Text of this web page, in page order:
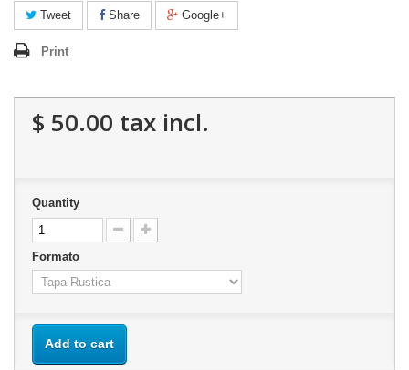
Tweet Share Google+
Print
$ 50.00 tax incl.
Quantity
Formato
Add to cart